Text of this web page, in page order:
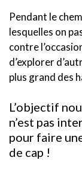
Pendant le
lesquelles on
contre
d’explorer
plus grand des
L’objectif
n’est pas
pour faire
de cap !